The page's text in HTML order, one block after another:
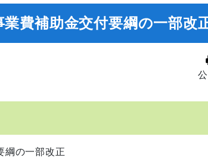
費補助金交付要綱の一部改
綱の一部改正